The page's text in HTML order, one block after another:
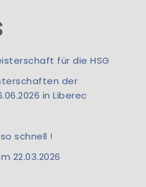
für die HSG
der
in Liberec
schnell !
22.03.2026